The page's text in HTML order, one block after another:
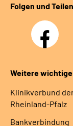
Folgen und Teilen
Facebook
Weitere
Klinikverbund
Rheinland-Pfalz
Bankverbindung